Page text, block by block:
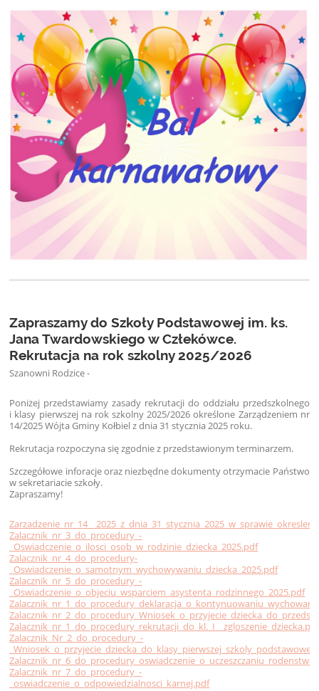
Zapraszamy do Szkoły Podstawowej im. ks.
Jana Twardowskiego w Człekówce.
Rekrutacja na rok szkolny 2025/2026
Szanowni Rodzice -
Poniżej przedstawiamy zasady rekrutacji do oddziału przedszkolnego
i klasy pierwszej na rok szkolny 2025/2026 określone Zarządzeniem nr
14/2025 Wójta Gminy Kołbiel z dnia 31 stycznia 2025 roku.
Rekrutacja rozpoczyna się zgodnie z przedstawionym terminarzem.
Szczegółowe inforacje oraz niezbędne dokumenty otrzymacie Państwo
w sekretariacie szkoły.
Zapraszamy!
Zalacznik_nr_3_do_procedury_-
_Oswiadczenie_o_ilosci_osob_w_rodzinie_dziecka_2025.pdf
Zalacznik_nr_4_do_procedury-
_Oswiadczenie_o_samotnym_wychowywaniu_dziecka_2025.pdf
Zalacznik_nr_5_do_procedury_-
_Oswiadczenie_o_objeciu_wsparciem_asystenta_rodzinnego_2025.pdf
Zalacznik_nr_1_do_procedury_rekrutacji_do_kl._I__zgloszenie_dziecka.pdf
Zalacznik_Nr_2_do_procedury_-
Zalacznik_nr_7_do_procedury_-
_oswiadczenie_o_odpowiedzialnosci_karnej.pdf